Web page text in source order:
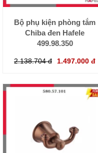
Bộ phụ kiện phòng tắm
Chiba đen Hafele
499.98.350
2.138.704 đ 1.497.000 đ